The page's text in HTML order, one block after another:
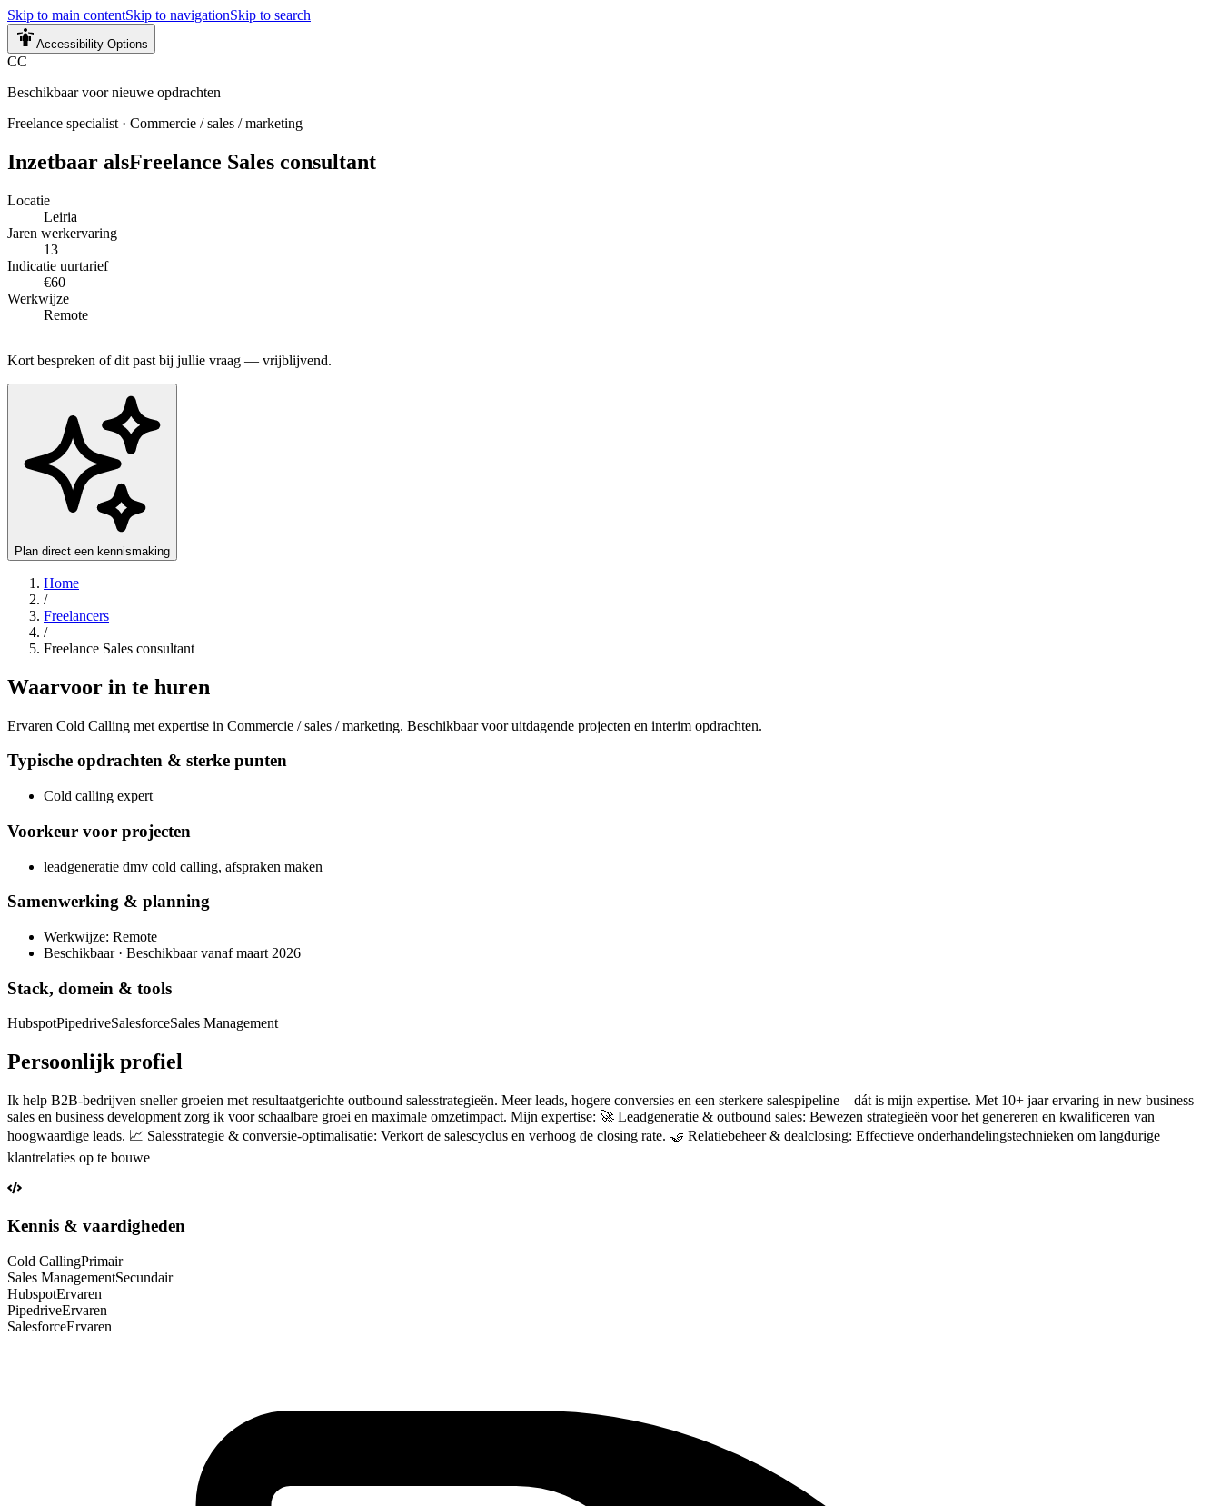
Skip to main contentSkip to navigationSkip to search
Accessibility Options
CC
Beschikbaar voor nieuwe opdrachten
Freelance specialist · Commercie / sales / marketing
Inzetbaar alsFreelance Sales consultant
Locatie
Leiria
Jaren werkervaring
13
Indicatie uurtarief
€60
Werkwijze
Remote
Kort bespreken of dit past bij jullie vraag — vrijblijvend.
Plan direct een kennismaking
Home
/
Freelancers
/
Freelance Sales consultant
Waarvoor in te huren
Ervaren Cold Calling met expertise in Commercie / sales / marketing. Beschikbaar voor uitdagende projecten en interim opdrachten.
Typische opdrachten & sterke punten
Cold calling expert
Voorkeur voor projecten
leadgeneratie dmv cold calling, afspraken maken
Samenwerking & planning
Werkwijze: Remote
Beschikbaar · Beschikbaar vanaf maart 2026
Stack, domein & tools
HubspotPipedriveSalesforceSales Management
Persoonlijk profiel
Ik help B2B-bedrijven sneller groeien met resultaatgerichte outbound salesstrategieën. Meer leads, hogere conversies en een sterkere salespipeline – dát is mijn expertise. Met 10+ jaar ervaring in new business
sales en business development zorg ik voor schaalbare groei en maximale omzetimpact. Mijn expertise: 🚀 Leadgeneratie & outbound sales: Bewezen strategieën voor het genereren en kwalificeren van
hoogwaardige leads. 📈 Salesstrategie & conversie-optimalisatie: Verkort de salescyclus en verhoog de closing rate. 🤝 Relatiebeheer & dealclosing: Effectieve onderhandelingstechnieken om langdurige
klantrelaties op te bouwe
Kennis & vaardigheden
Cold CallingPrimair
Sales ManagementSecundair
HubspotErvaren
PipedriveErvaren
SalesforceErvaren